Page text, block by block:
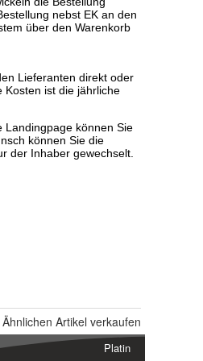
Ähnlichen Artikel verkaufen
Platin